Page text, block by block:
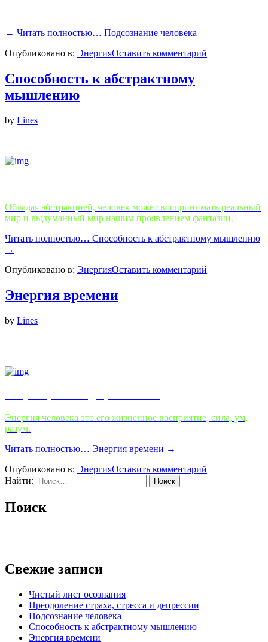
Читать полностью… Подсознание человека
→
Опубликовано в: ЭнергияОставить комментарий
Способность к абстрактному
мышлению
by Lines
Обладая абстракцией, человек может воспринимать реальный
мир и выдуманный мир нашим проявлением фантазии.
Читать полностью… Способность к абстрактному мышлению
→
Опубликовано в: ЭнергияОставить комментарий
Энергия времени
by Lines
Энергия человека это его жизненное восприятие, сила, ум,
разум.
Читать полностью… Энергия времени →
Опубликовано в: ЭнергияОставить комментарий
Найти:
Поиск
Свежие записи
Чистый лист осознания
Преодоление страха, стресса и депрессии
Подсознание человека
Способность к абстрактному мышлению
Энергия времени